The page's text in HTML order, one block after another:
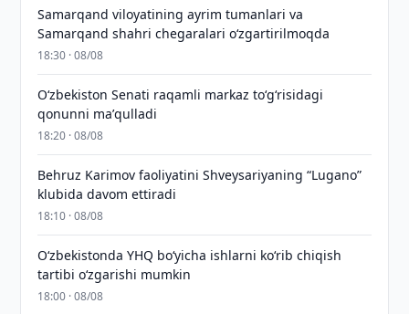
Samarqand viloyatining ayrim tumanlari va
Samarqand shahri chegaralari oʻzgartirilmoqda
18:30 · 08/08
Oʻzbekiston Senati raqamli markaz toʻgʻrisidagi
qonunni maʼqulladi
18:20 · 08/08
Behruz Karimov faoliyatini Shveysariyaning “Lugano”
klubida davom ettiradi
18:10 · 08/08
O‘zbekistonda YHQ bo‘yicha ishlarni ko‘rib chiqish
tartibi o‘zgarishi mumkin
18:00 · 08/08